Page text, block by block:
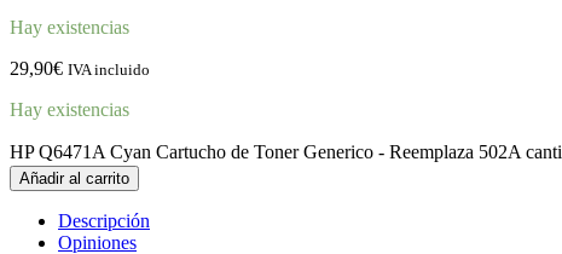
Hay existencias
29,90€ IVA incluido
Hay existencias
HP Q6471A Cyan Cartucho de Toner Generico - Reemplaza 502A
Añadir al carrito
Descripción
Opiniones